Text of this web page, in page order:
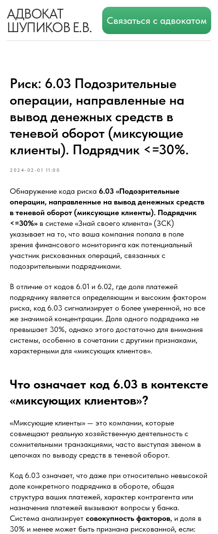
АДВОКАТ
ШУПИКОВ Е.В.
Связаться с адвокатом
Риск: 6.03 Подозрительные
операции, направленные на
вывод денежных средств в
теневой оборот (миксующие
клиенты). Подрядчик <=30%.
2024-02-01 11:00
Обнаружение кода риска 6.03 «Подозрительные
операции, направленные на вывод денежных средств
в теневой оборот (миксующие клиенты). Подрядчик
<=30%» в системе «Знай своего клиента» (ЗСК)
указывает на то, что ваша компания попала в поле
зрения финансового мониторинга как потенциальный
участник рискованных операций, связанных с
подозрительными подрядчиками.
В отличие от кодов 6.01 и 6.02, где доля платежей
подрядчику является определяющим и высоким фактором
риска, код 6.03 сигнализирует о более умеренной, но все
же значимой концентрации. Доля одного подрядчика не
превышает 30%, однако этого достаточно для внимания
системы, особенно в сочетании с другими признаками,
характерными для «миксующих клиентов».
Что означает код 6.03 в контексте
«миксующих клиентов»?
«Миксующие клиенты» — это компании, которые
совмещают реальную хозяйственную деятельность с
сомнительными транзакциями, часто выступая звеном в
цепочках по выводу средств в теневой оборот.
Код 6.03 означает, что даже при относительно невысокой
доле конкретного подрядчика в обороте, общая
структура ваших платежей, характер контрагента или
назначения платежей вызывают вопросы у банка.
Система анализирует совокупность факторов, и доля в
30% и менее может быть признана рискованной, если: